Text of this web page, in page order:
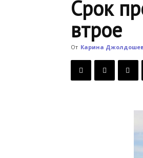
Срок
втрое
От Карина